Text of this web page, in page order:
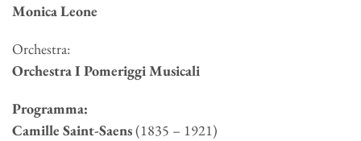
Monica Leone
Orchestra:
Orchestra I Pomeriggi Musicali
Programma:
Camille Saint-Saens(1835 – 1921)